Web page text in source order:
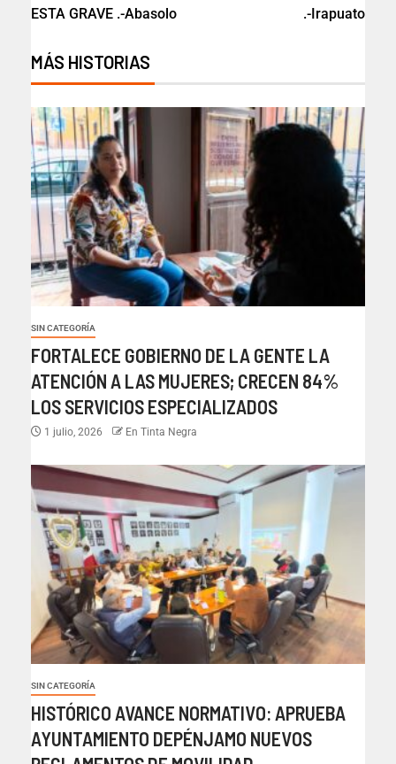
ESTA GRAVE .-Abasolo
.-Irapuato
MÁS HISTORIAS
SIN CATEGORÍA
FORTALECE GOBIERNO DE LA GENTE LA
ATENCIÓN A LAS MUJERES; CRECEN 84%
LOS SERVICIOS ESPECIALIZADOS
1 julio, 2026 En Tinta Negra
SIN CATEGORÍA
HISTÓRICO AVANCE NORMATIVO: APRUEBA
AYUNTAMIENTO DEPÉNJAMO NUEVOS